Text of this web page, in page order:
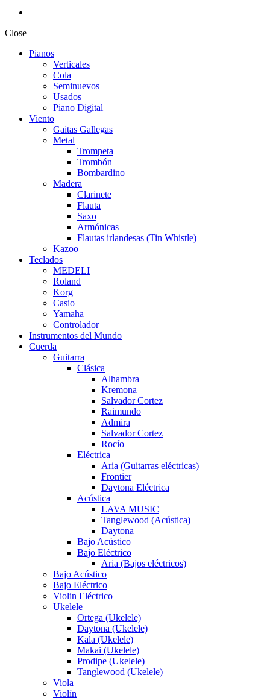
Close
Pianos
Verticales
Cola
Seminuevos
Usados
Piano Digital
Viento
Gaitas Gallegas
Metal
Trompeta
Trombón
Bombardino
Madera
Clarinete
Flauta
Saxo
Armónicas
Flautas irlandesas (Tin Whistle)
Kazoo
Teclados
MEDELI
Roland
Korg
Casio
Yamaha
Controlador
Instrumentos del Mundo
Cuerda
Guitarra
Clásica
Alhambra
Kremona
Salvador Cortez
Raimundo
Admira
Salvador Cortez
Rocío
Eléctrica
Aria (Guitarras eléctricas)
Frontier
Daytona Eléctrica
Acústica
LAVA MUSIC
Tanglewood (Acústica)
Daytona
Bajo Acústico
Bajo Eléctrico
Aria (Bajos eléctricos)
Bajo Acústico
Bajo Eléctrico
Violin Eléctrico
Ukelele
Ortega (Ukelele)
Daytona (Ukelele)
Kala (Ukelele)
Makai (Ukelele)
Prodipe (Ukelele)
Tanglewood (Ukelele)
Viola
Violín